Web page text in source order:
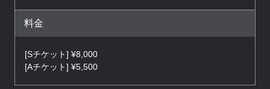
料金
[Sチケット] ¥8,000
[Aチケット] ¥5,500